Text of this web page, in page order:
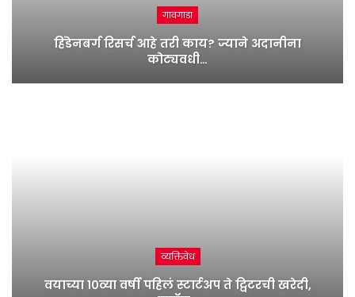
गावगाडा
हिंडेनबर्ग रिसर्च आहे तरी काय? ज्याने अदानीना
कोट्यवधी…
व्यक्तिवेध
वयाच्या १०व्या वर्षी पहिलं स्टार्टअप ते ट्विटरची खरेदी,